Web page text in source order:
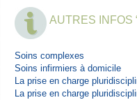
AUTRES INFOS
Soins complexes
Soins infirmiers à domicile
La prise en charge
La prise en charge